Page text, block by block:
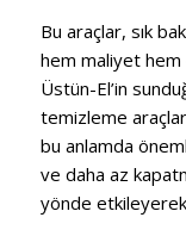
Bu araçlar, sık
hem maliyet hem
Üstün-El’in
temizleme
bu anlamda
ve daha az
yönde